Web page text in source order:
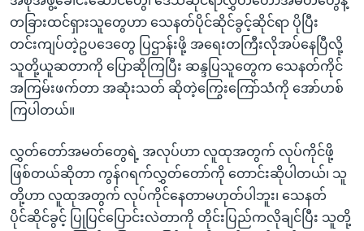
တခြားထင်ရှားသူတွေဟာ သေနတ်ပိုင်ဆိုင်ခွင့်ဆိုင်ရာ ပိုပြီး
တင်းကျပ်တဲ့ဥပဒေတွေ ပြဌာန်းဖို့ အရေးတကြီးလိုအပ်နေပြီလို့
သူတို့ယူဆတာကို ပြောဆိုကြပြီး ဆန္ဒပြသူတွေက သေနတ်ကိုင်
အကြမ်းဖက်တာ အဆုံးသတ် ဆိုတဲ့ကြွေးကြော်သံကို အော်ဟစ်
ကြပါတယ်။
လွှတ်တော်အမတ်တွေရဲ့ အလုပ်ဟာ လူထုအတွက် လုပ်ကိုင်ဖို့
ဖြစ်တယ်ဆိုတာ ကွန်ဂရက်လွှတ်တော်ကို တောင်းဆိုပါတယ်၊ သူ
တို့ဟာ လူထုအတွက် လုပ်ကိုင်နေတာမဟုတ်ပါဘူး၊ သေနတ်
ပိုင်ဆိုင်ခွင့် ပြုပြင်ပြောင်းလဲတာကို တိုင်းပြည်ကလိုချင်ပြီး သူတို့